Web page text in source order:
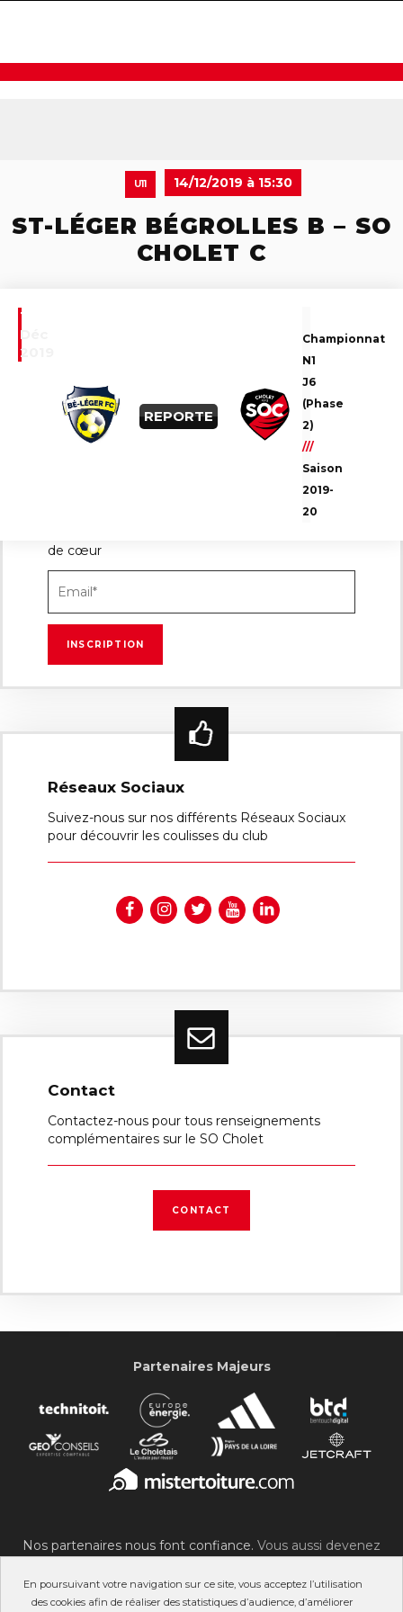
En poursuivant votre navigation sur ce site, vous acceptez l’utilisation
des cookies afin de réaliser des statistiques d’audience, d’améliorer
U11 14/12/2019 à 15:30
ST-LÉGER BÉGROLLES B – SO
CHOLET C
14
Déc
2019
REPORTE
Championnat
N1
J6
(Phase
2)
///
Saison
2019-
20
Inscrivez-vous à notre Newsletter pour ne rien
de cœur
Réseaux Sociaux
Suivez-nous sur nos différents Réseaux Sociaux
pour découvrir les coulisses du club
Contact
Contactez-nous pour tous renseignements
complémentaires sur le SO Cholet
CONTACT
Partenaires Majeurs
Nos partenaires nous font confiance. Vous aussi devenez